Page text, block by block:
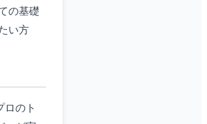
の基礎
い方
ロのト